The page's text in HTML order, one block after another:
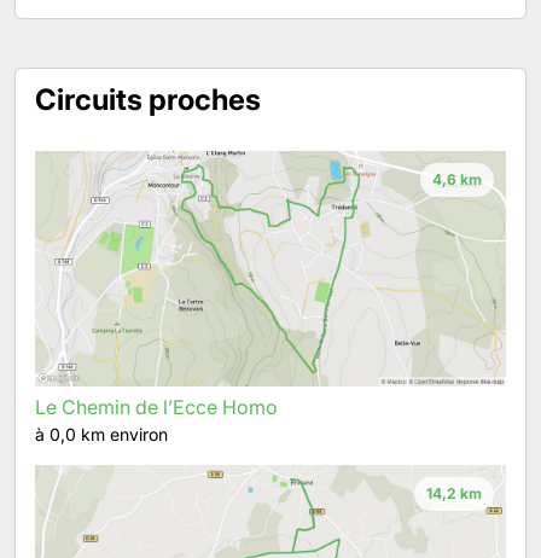
Circuits proches
4,6 km
Le Chemin de l’Ecce Homo
à 0,0 km environ
14,2 km